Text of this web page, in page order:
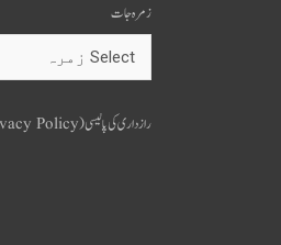
زمرہ جات
رازداری کی پالیسی (Privacy Policy)